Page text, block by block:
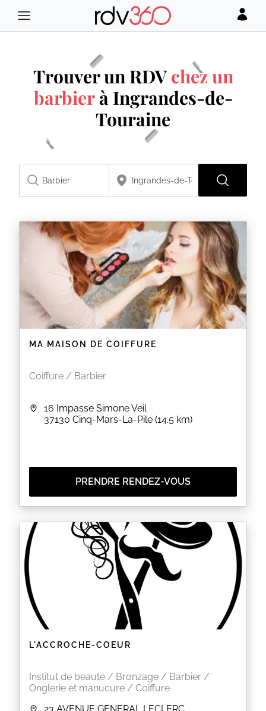
Trouver un RDVchez un
barbierà Ingrandes-de-
Touraine
MA MAISON DE COIFFURE
Coiffure / Barbier
16 Impasse Simone Veil
37130 Cinq-Mars-La-Pile (14.5 km)
PRENDRE RENDEZ-VOUS
L'ACCROCHE-COEUR
Institut de beauté / Bronzage / Barbier /
Onglerie et manucure / Coiffure